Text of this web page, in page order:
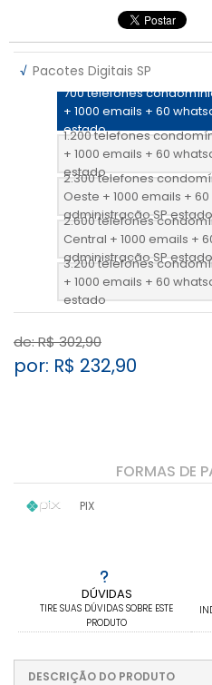
√ Pacotes Digitais SP
700 telefones
+ 1000 emails + 60
estado
1.200 telefones
+ 1000 emails + 60
estado
2.300 telefones
Oeste + 1000 emails +
administração SP estado
2.600 telefones
Central + 1000 emails +
administração SP estado
3.200 telefones
+ 1000 emails + 60
estado
DÚVIDAS
TIRE SUAS DÚVIDAS SOBRE ESTE
PRODUTO
de: R$302,90
por: R$ 232,90
FORMAS DE
PIX
.
DESCRIÇÃO DO PRODUTO